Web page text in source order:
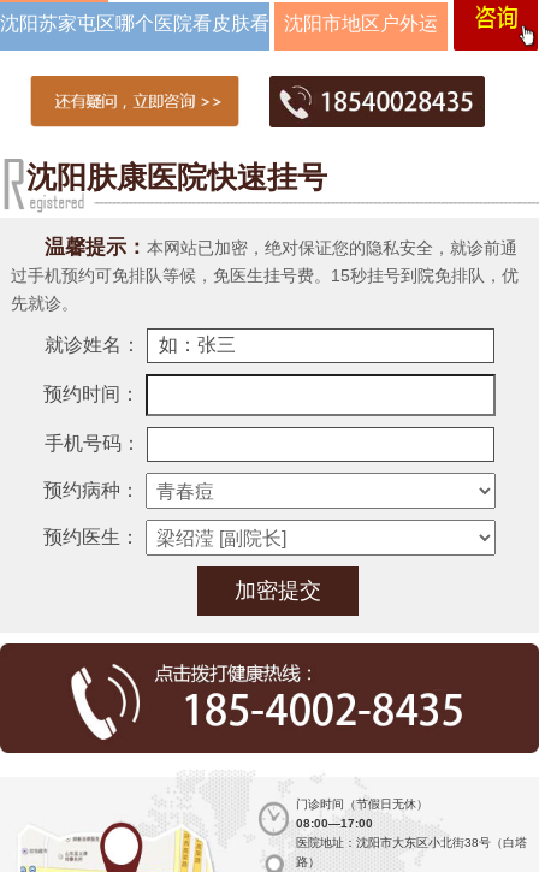
病如何预约
医
沈阳苏家屯区哪个医院看皮肤看 沈阳市地区户外运
沈阳肤康医院快速挂号
温馨提示： 本网站已加密，绝对保证您的隐私安全，就诊前通
过手机预约可免排队等候，免医生挂号费。15秒挂号到院免排队，优
先就诊。
就诊姓名：
预约时间：
手机号码：
预约病种：
预约医生：
门诊时间（节假日无休）
08:00—17:00
医院地址：沈阳市大东区小北街38号（白塔
路）